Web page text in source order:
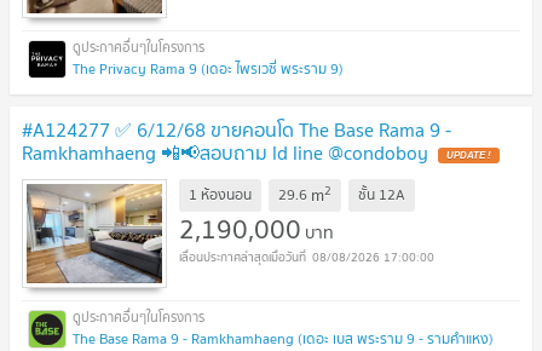
The Privacy Rama 9 (เดอะ ไพรเวซี่ พระราม 9)
#A124277 ✅ 6/12/68 ขายคอนโด The Base Rama 9 -
Ramkhamhaeng 📲📢สอบถาม ld line @condoboy UPDATE !
1 ห้องนอน 29.6 m2 ชั้น 12A
2,190,000 บาท
08/08/2026 17:00:00
The Base Rama 9 - Ramkhamhaeng (เดอะ เบส พระราม 9 - รามคำแหง)